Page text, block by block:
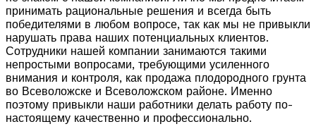
принимать рациональные решения и всегда быть
победителями в любом вопросе, так как мы не привыкли
нарушать права наших потенциальных клиентов.
Сотрудники нашей компании занимаются такими
непростыми вопросами, требующими усиленного
внимания и контроля, как продажа плодородного грунта
во Всеволожске и Всеволожском районе. Именно
поэтому привыкли наши работники делать работу по-
настоящему качественно и профессионально.